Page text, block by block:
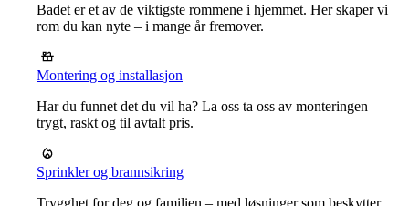
Badet er et av de viktigste rommene i hjemmet. Her skaper vi
rom du kan nyte – i mange år fremover.
Montering og installasjon
Har du funnet det du vil ha? La oss ta oss av monteringen –
trygt, raskt og til avtalt pris.
Sprinkler og brannsikring
Trygghet for deg og familien – med løsninger som beskytter